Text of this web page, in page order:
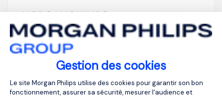
Gestion des cookies
Plateforme de Gestion du
Le site Morgan Philips utilise des cookies pour garantir son bon
fonctionnement, assurer sa sécurité, mesurer l'audience et
Je postule